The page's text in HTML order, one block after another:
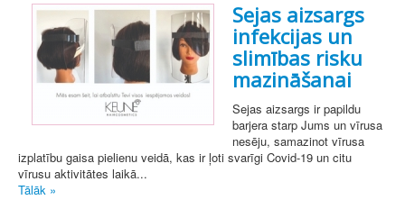
Sejas aizsargs
infekcijas un
slimības risku
mazināšanai
Sejas aizsargs ir papildu
barjera starp Jums un vīrusa
nesēju, samazinot vīrusa
izplatību gaisa pielienu veidā, kas ir ļoti svarīgi Covid-19 un citu
vīrusu aktivitātes laikā...
Tālāk »